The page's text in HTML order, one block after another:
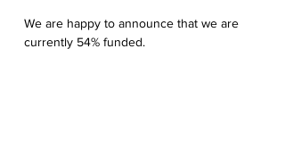
We are happy to announce that we are
currently 54% funded.